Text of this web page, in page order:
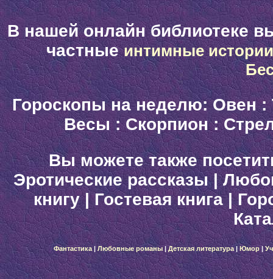
В нашей онлайн библиотеке
частныеинтимные истории
Гороскопы на неделю:Овен:
Весы:Скорпион:
Вы можете также
Эротические рассказы|
книгу|Гостевая книга|
Фантастика| Любовные романы| Детская литература| Юмор|